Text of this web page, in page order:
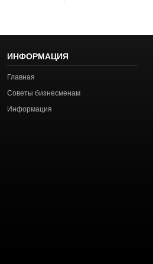
ИНФОРМАЦИЯ
Главная
Советы бизнесменам
Информация